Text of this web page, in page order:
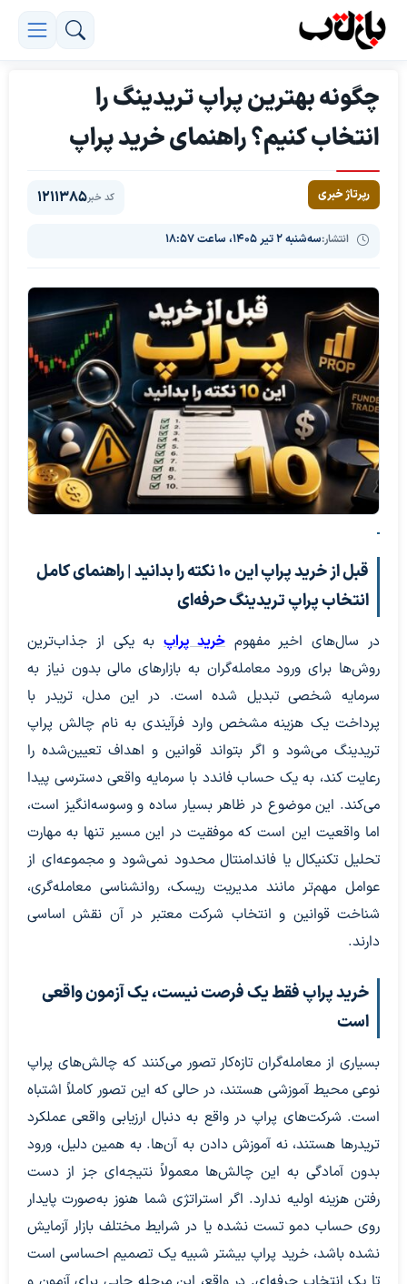
چگونه بهترین پراپ تریدینگ را
انتخاب کنیم؟ راهنمای خرید پراپ
رپرتاژ خبری
انتشار:سه‌شنبه ۲ تیر ۱۴۰۵، ساعت ۱۸:۵۷
کد خبر1211385
قبل از خرید پراپ این ۱۰ نکته را بدانید | راهنمای کامل
انتخاب پراپ تریدینگ حرفه‌ای
در سال‌های اخیر مفهومخرید پراپبه یکی از جذاب‌ترین
روش‌ها برای ورود معامله‌گران به بازارهای مالی بدون نیاز به
سرمایه شخصی تبدیل شده است. در این مدل، تریدر با
پرداخت یک هزینه مشخص وارد فرآیندی به نام چالش پراپ
تریدینگ می‌شود و اگر بتواند قوانین و اهداف تعیین‌شده را
رعایت کند، به یک حساب فاندد با سرمایه واقعی دسترسی پیدا
می‌کند. این موضوع در ظاهر بسیار ساده و وسوسه‌انگیز است،
اما واقعیت این است که موفقیت در این مسیر تنها به مهارت
تحلیل تکنیکال یا فاندامنتال محدود نمی‌شود و مجموعه‌ای از
عوامل مهم‌تر مانند مدیریت ریسک، روانشناسی معامله‌گری،
شناخت قوانین و انتخاب شرکت معتبر در آن نقش اساسی
دارند.
خرید پراپ فقط یک فرصت نیست، یک آزمون واقعی
است
بسیاری از معامله‌گران تازه‌کار تصور می‌کنند که چالش‌های پراپ
نوعی محیط آموزشی هستند، در حالی که این تصور کاملاً اشتباه
است. شرکت‌های پراپ در واقع به دنبال ارزیابی واقعی عملکرد
تریدرها هستند، نه آموزش دادن به آن‌ها. به همین دلیل، ورود
بدون آمادگی به این چالش‌ها معمولاً نتیجه‌ای جز از دست
رفتن هزینه اولیه ندارد. اگر استراتژی شما هنوز به‌صورت پایدار
روی حساب دمو تست نشده یا در شرایط مختلف بازار آزمایش
نشده باشد، خرید پراپ بیشتر شبیه یک تصمیم احساسی است